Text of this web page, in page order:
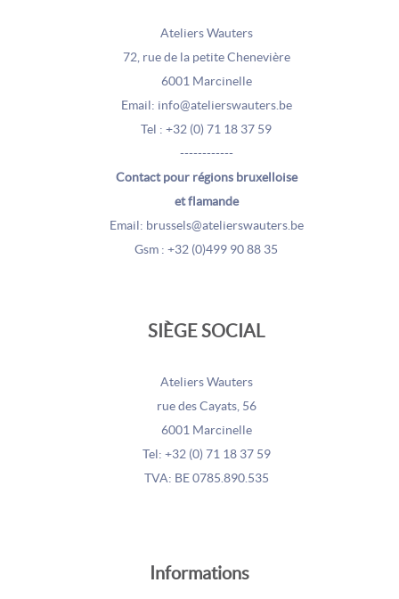
Ateliers Wauters
72, rue de la petite Chenevière
6001 Marcinelle
Email: info@atelierswauters.be
Tel : +32 (0) 71 18 37 59
------------
Contact pour régions bruxelloise
et flamande
Email: brussels@atelierswauters.be
Gsm : +32 (0)499 90 88 35
SIÈGE SOCIAL
Ateliers Wauters
rue des Cayats, 56
6001 Marcinelle
Tel: +32 (0) 71 18 37 59
TVA: BE 0785.890.535
Informations